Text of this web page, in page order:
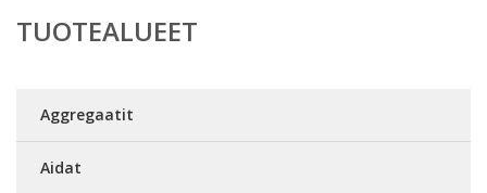
TUOTEALUEET
Aggregaatit
Aidat